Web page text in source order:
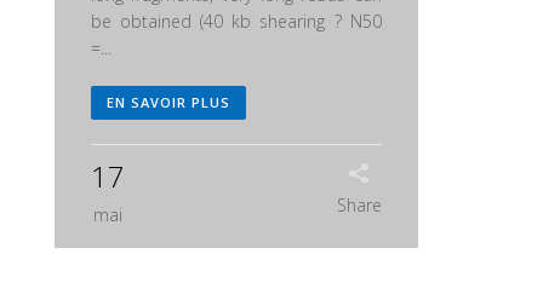
be obtained (40 kb shearing ? N50
=...
EN SAVOIR PLUS
17
mai Share